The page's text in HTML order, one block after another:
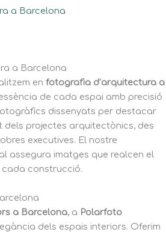
a Barcelona
a Barcelona
en fotografia d’arquitectura a
de cada espai amb precisió
dissenyats per destacar
dels projectes arquitectònics, des
executives. El nostre
assegura imatges que realcen el
construcció.
a Barcelona, a Polarfoto
dels espais interiors. Oferim